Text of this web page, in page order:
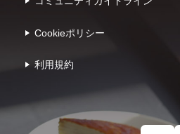
Cookieポリシー
利⽤規約